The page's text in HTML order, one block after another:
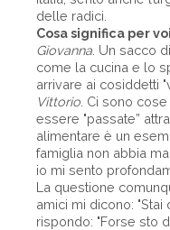
delle radici.
Cosa significa per
Giovanna . Un sacco
come la cucina e lo
arrivare ai cosiddetti
Vittorio . Ci sono
essere "passate”
alimentare è un
famiglia non abbia
io mi sento
La questione
amici mi dicono: "Stai
rispondo: "Forse sto